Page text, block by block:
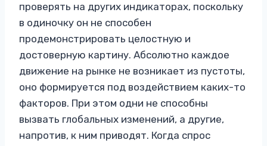
проверять на других индикаторах, поскольку
в одиночку он не способен
продемонстрировать целостную и
достоверную картину. Абсолютно каждое
движение на рынке не возникает из пустоты,
оно формируется под воздействием каких-то
факторов. При этом одни не способны
вызвать глобальных изменений, а другие,
напротив, к ним приводят. Когда спрос